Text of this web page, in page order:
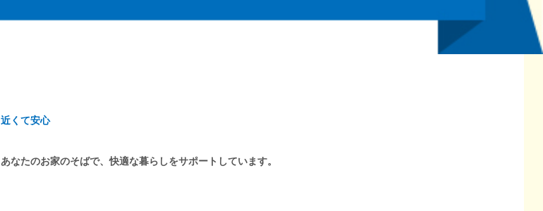
近くて安心
あなたのお家のそばで、快適な暮らしをサポートしています。